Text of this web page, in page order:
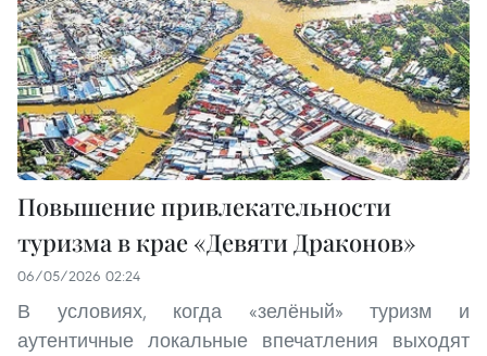
Повышение привлекательности
туризма в крае «Девяти Драконов»
06/05/2026 02:24
В условиях, когда «зелёный» туризм и
аутентичные локальные впечатления выходят